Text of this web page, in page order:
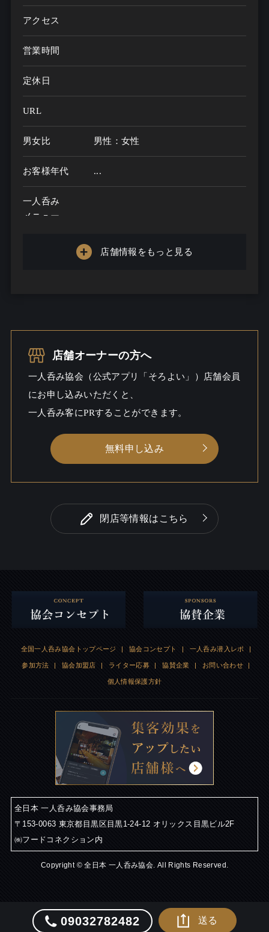
09032782482 送る
アクセス
営業時間
定休日
URL
男女比 男性：女性
お客様年代 ...
一人呑み
メニュー
シーン
店舗情報をもっと見る
店舗オーナーの方へ
一人呑み協会（公式アプリ「そろよい」）店舗会員
にお申し込みいただくと、
一人呑み客にPRすることができます。
無料申し込み
閉店等情報はこちら
全国一人呑み協会トップページ | 協会コンセプト | 一人呑み潜入レポ |
参加方法 | 協会加盟店 | ライター応募 | 協賛企業 | お問い合わせ |
個人情報保護方針
全日本 一人呑み協会事務局
〒153-0063 東京都目黒区目黒1-24-12 オリックス目黒ビル2F
㈱フードコネクション内
Copyright © 全日本 一人呑み協会. All Rights Reserved.